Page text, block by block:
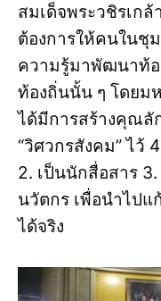
สมเด็จพระวชิรเก
ต้องการให้คนในชุ
ความรู้มาพัฒนาท้
ท้องถิ่นนั้น ๆ โดยม
ได้มีการสร้างคุณ
“วิศวกรสังคม” ไว้
2. เป็นนักสื่อสาร
นวัตกร เพื่อนำไป
ได้จริง